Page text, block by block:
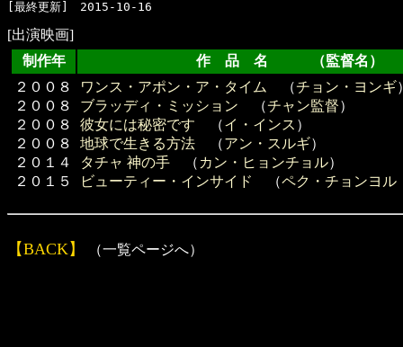
[出演映画]
制作年
作 品 名 （監督名）
２００８
２００８
２００８
２００８
２０１４
２０１５
ワンス・アポン・ア・タイム （チョン・ヨンギ
ブラッディ・ミッション （チャン監督）
彼女には秘密です （イ・インス ）
地球で生きる方法 （アン・スルギ）
タチャ 神の手 （ カン・ヒョンチョル）
ビューティー・インサイド
（ペク・チョンヨル
【BACK】 （一覧ページへ）